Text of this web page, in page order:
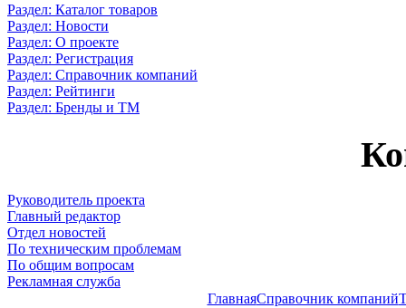
Раздел: Каталог товаров
Раздел: Новости
Раздел: О проекте
Раздел: Регистрация
Раздел: Справочник компаний
Раздел: Рейтинги
Раздел: Бренды и ТМ
Руководитель проекта
Главный редактор
Отдел новостей
По техническим проблемам
По общим вопросам
Рекламная служба
ГлавнаяСправочник компаний